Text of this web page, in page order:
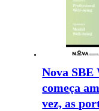
Nova SBE
começa
vez, as